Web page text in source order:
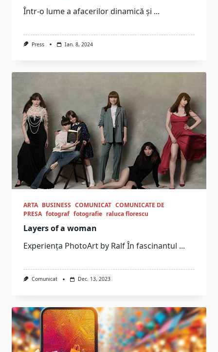
Într-o lume a afacerilor dinamică și ...
Press Ian. 8, 2024
ARTA BUSINESS COMUNICAT COMUNICATE DE
PRESA fotograf fotografie raluca florescu
Layers of a woman
Experiența PhotoArt by Ralf În fascinantul ...
Comunicat Dec. 13, 2023